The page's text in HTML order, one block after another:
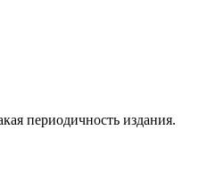
периодичность издания.